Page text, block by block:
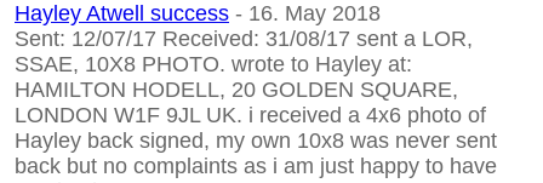
Hayley Atwell success - 16. May 2018
Sent: 12/07/17 Received: 31/08/17 sent a LOR,
SSAE, 10X8 PHOTO. wrote to Hayley at:
HAMILTON HODELL, 20 GOLDEN SQUARE,
LONDON W1F 9JL UK. i received a 4x6 photo of
Hayley back signed, my own 10x8 was never sent
back but no complaints as i am just happy to have